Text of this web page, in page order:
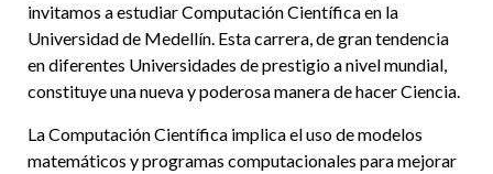
invitamos a estudiar Computación Científica en la
Universidad de Medellín. Esta carrera, de gran tendencia
en diferentes Universidades de prestigio a nivel mundial,
constituye una nueva y poderosa manera de hacer Ciencia.
La Computación Científica implica el uso de modelos
matemáticos y programas computacionales para mejorar